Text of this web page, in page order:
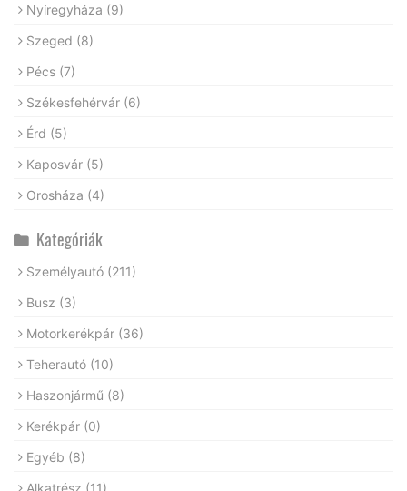
Nyíregyháza (9)
Szeged (8)
Pécs (7)
Székesfehérvár (6)
Érd (5)
Kaposvár (5)
Orosháza (4)
Kategóriák
Személyautó (211)
Busz (3)
Motorkerékpár (36)
Teherautó (10)
Haszonjármű (8)
Kerékpár (0)
Egyéb (8)
Alkatrész (11)